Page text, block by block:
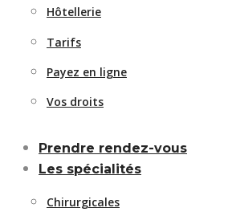
Hôtellerie
Tarifs
Payez en ligne
Vos droits
Prendre rendez-vous
Les spécialités
Chirurgicales